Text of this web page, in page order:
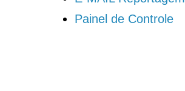
Painel de Controle